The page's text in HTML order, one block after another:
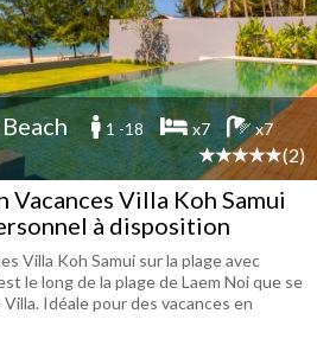
1 -18 x7 x7
(2)
Villa Koh Samui
à disposition
Villa Koh Samui sur la plage avec
le long de la plage de Laem Noi que se
Idéale pour des vacances en